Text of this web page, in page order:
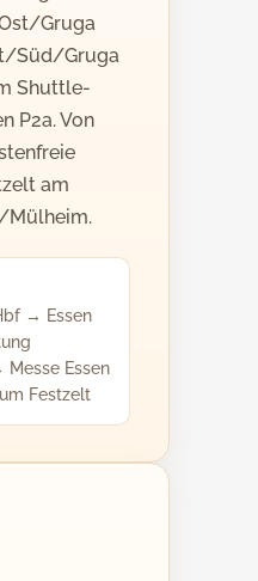
Gruga
Süd/Gruga
Shuttle-
P2a. Von
am
Mülheim.
→ Essen
Essen
Festzelt